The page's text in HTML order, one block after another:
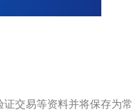
交易等资料并将保存为常